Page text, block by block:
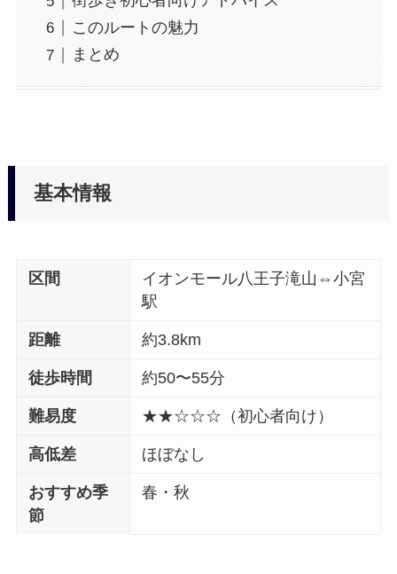
このルートの魅力
まとめ
基本情報
区間
イオンモール八王子滝山⇔小宮
駅
距離 約3.8km
徒歩時間 約50〜55分
難易度 ★★☆☆☆（初心者向け）
高低差 ほぼなし
おすすめ季
節
春・秋